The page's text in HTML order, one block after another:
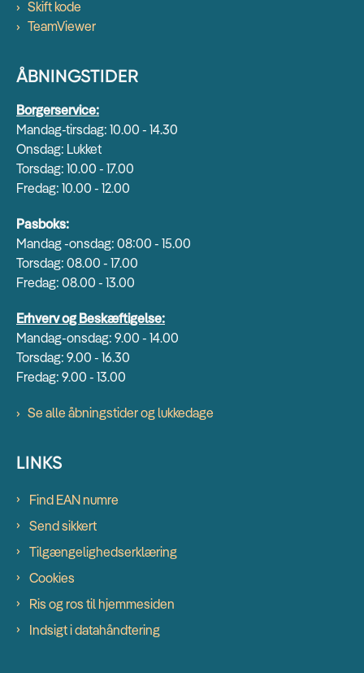
Skift kode
TeamViewer
ÅBNINGSTIDER
Borgerservice:
Mandag-tirsdag: 10.00 - 14.30
Onsdag: Lukket
Torsdag: 10.00 - 17.00
Fredag: 10.00 - 12.00
Pasboks:
Mandag -onsdag: 08:00 - 15.00
Torsdag: 08.00 - 17.00
Fredag: 08.00 - 13.00
Erhverv og Beskæftigelse:
Mandag-onsdag: 9.00 - 14.00
Torsdag: 9.00 - 16.30
Fredag: 9.00 - 13.00
Se alle åbningstider og lukkedage
LINKS
Find EAN numre
Send sikkert
Tilgængelighedserklæring
Cookies
Ris og ros til hjemmesiden
Indsigt i datahåndtering